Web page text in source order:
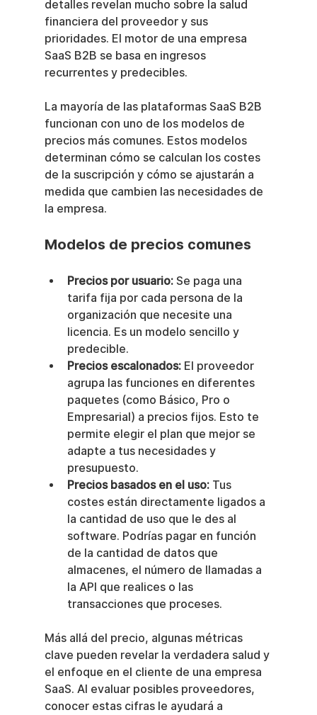
detalles revelan mucho sobre la salud
financiera del proveedor y sus
prioridades. El motor de una empresa
SaaS B2B se basa en ingresos
recurrentes y predecibles.
La mayoría de las plataformas SaaS B2B
funcionan con uno de los modelos de
precios más comunes. Estos modelos
determinan cómo se calculan los costes
de la suscripción y cómo se ajustarán a
medida que cambien las necesidades de
la empresa.
Modelos de precios comunes
Precios por usuario: Se paga una
tarifa fija por cada persona de la
organización que necesite una
licencia. Es un modelo sencillo y
predecible.
Precios escalonados: El proveedor
agrupa las funciones en diferentes
paquetes (como Básico, Pro o
Empresarial) a precios fijos. Esto te
permite elegir el plan que mejor se
adapte a tus necesidades y
presupuesto.
Precios basados en el uso: Tus
costes están directamente ligados a
la cantidad de uso que le des al
software. Podrías pagar en función
de la cantidad de datos que
almacenes, el número de llamadas a
la API que realices o las
transacciones que proceses.
Más allá del precio, algunas métricas
clave pueden revelar la verdadera salud y
el enfoque en el cliente de una empresa
SaaS. Al evaluar posibles proveedores,
conocer estas cifras le ayudará a